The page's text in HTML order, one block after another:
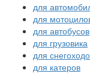
для
для
для автобусов
для грузовика
для
для катеров